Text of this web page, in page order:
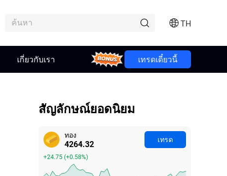
TH
เกี่ยวกับเรา Bonus เทรดเดี๋ยวนี้
สัญลักษณ์ยอดนิยม
ทอง
4264.31
+24.74(+0.58%)
เทรด